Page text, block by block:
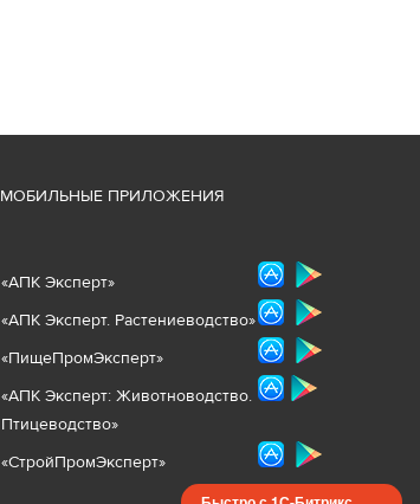
МОБИЛЬНЫЕ ПРИЛОЖЕНИЯ
«АПК Эксперт»
«АПК Эксперт. Растениеводство»
«ПищеПромЭксперт»
«АПК Эксперт: Животноводство.
Птицеводство»
«СтройПромЭксперт»